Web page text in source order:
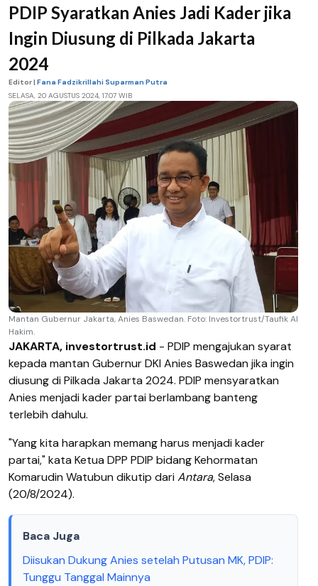
PDIP Syaratkan Anies Jadi Kader jika
Ingin Diusung di Pilkada Jakarta
2024
Editor | Fana Fadzikrillahi Suparman Putra
SELASA, 20 AGUSTUS 2024, 17.07 WIB
Mantan Gubernur Jakarta, Anies Baswedan. Foto: Investortrust/Taufik Al
Hakim.
JAKARTA, investortrust.id - PDIP mengajukan syarat
kepada mantan Gubernur DKI Anies Baswedan jika ingin
diusung di Pilkada Jakarta 2024. PDIP mensyaratkan
Anies menjadi kader partai berlambang banteng
terlebih dahulu.
"Yang kita harapkan memang harus menjadi kader
partai," kata Ketua DPP PDIP bidang Kehormatan
Komarudin Watubun dikutip dari Antara, Selasa
(20/8/2024).
Baca Juga
Diisukan Dukung Anies setelah Putusan MK, PDIP:
Tunggu Tanggal Mainnya